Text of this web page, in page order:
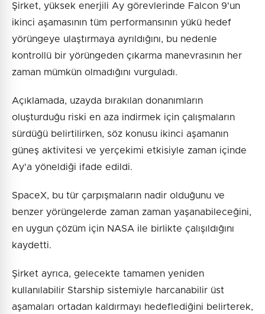
Şirket, yüksek enerjili Ay görevlerinde Falcon 9'un
ikinci aşamasının tüm performansının yükü hedef
yörüngeye ulaştırmaya ayrıldığını, bu nedenle
kontrollü bir yörüngeden çıkarma manevrasının her
zaman mümkün olmadığını vurguladı.
Açıklamada, uzayda bırakılan donanımların
oluşturduğu riski en aza indirmek için çalışmaların
sürdüğü belirtilirken, söz konusu ikinci aşamanın
güneş aktivitesi ve yerçekimi etkisiyle zaman içinde
Ay'a yöneldiği ifade edildi.
SpaceX, bu tür çarpışmaların nadir olduğunu ve
benzer yörüngelerde zaman zaman yaşanabileceğini,
en uygun çözüm için NASA ile birlikte çalışıldığını
kaydetti.
Şirket ayrıca, gelecekte tamamen yeniden
kullanılabilir Starship sistemiyle harcanabilir üst
aşamaları ortadan kaldırmayı hedeflediğini belirterek,